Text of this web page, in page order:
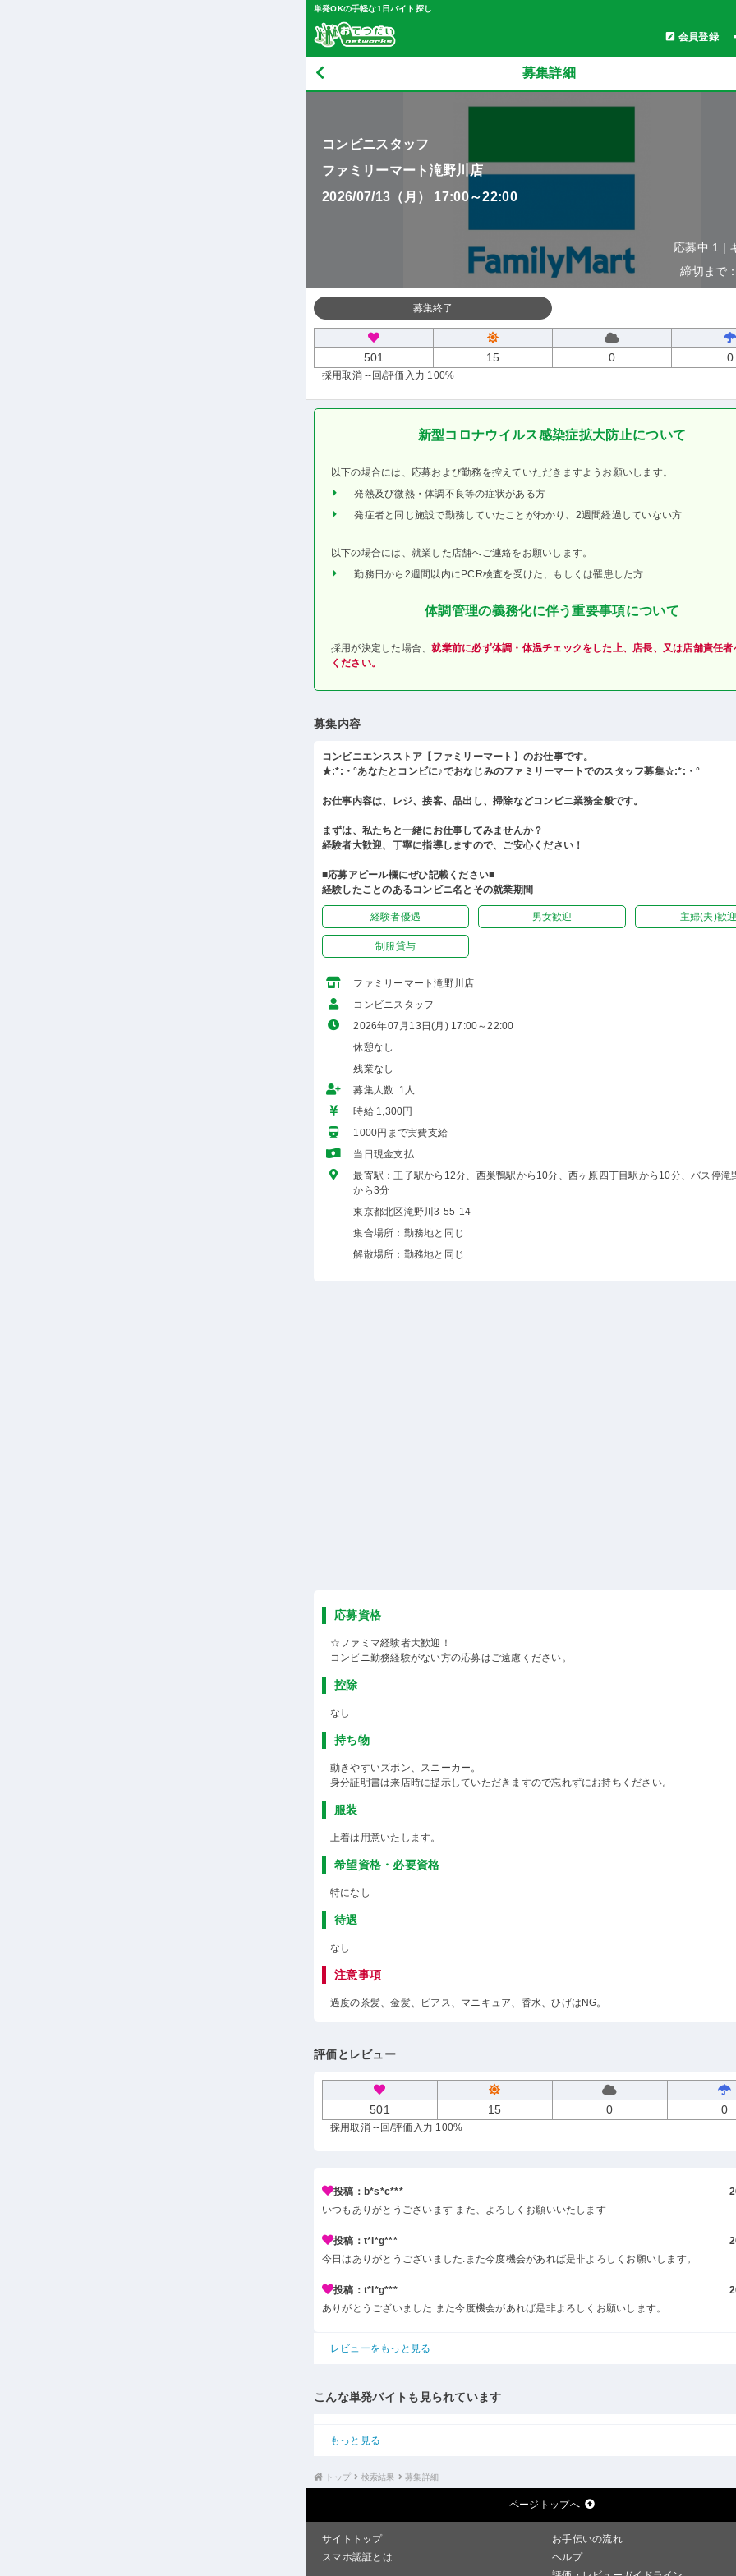
単発OKの手軽な1日バイト探し
会員登録
募集詳細
コンビニスタッフ
ファミリーマート滝野川店
2026/07/13（月） 17:00～22:00
応募中 1 |
締切まで
募集終了
501 15 0 0
採用取消 --回/評価入力 100%
新型コロナウイルス感染症拡大防止について
以下の場合には、応募および勤務を控えていただきますようお願いします。
発熱及び微熱・体調不良等の症状がある方
発症者と同じ施設で勤務していたことがわかり、2週間経過していない方
以下の場合には、就業した店舗へご連絡をお願いします。
勤務日から2週間以内にPCR検査を受けた、もしくは罹患した方
体調管理の義務化に伴う重要事項について
採用が決定した場合、就業前に必ず体調・体温チェックをした上、店長、又は店舗責任者
ください。
募集内容
コンビニエンスストア【ファミリーマート】のお仕事です。
★:*:・°あなたとコンビに♪でおなじみのファミリーマートでのスタッフ募集☆:*:・°
お仕事内容は、レジ、接客、品出し、掃除などコンビニ業務全般です。
まずは、私たちと一緒にお仕事してみませんか？
経験者大歓迎、丁寧に指導しますので、ご安心ください！
■応募アピール欄にぜひ記載ください■
経験したことのあるコンビニ名とその就業期間
経験者優遇 男女歓迎 主婦(夫)歓
制服貸与
ファミリーマート滝野川店
コンビニスタッフ
2026年07月13日(月) 17:00～22:00
休憩なし
残業なし
募集人数 1人
時給 1,300円
1000円まで実費支給
当日現金支払
最寄駅：王子駅から12分、西巣鴨駅から10分、西ヶ原四丁目駅から10分、バス停滝
から3分
東京都北区滝野川3-55-14
集合場所：勤務地と同じ
解散場所：勤務地と同じ
応募資格
☆ファミマ経験者大歓迎！
コンビニ勤務経験がない方の応募はご遠慮ください。
控除
なし
持ち物
動きやすいズボン、スニーカー。
身分証明書は来店時に提示していただきますので忘れずにお持ちください。
服装
上着は用意いたします。
希望資格・必要資格
特になし
待遇
なし
注意事項
過度の茶髪、金髪、ピアス、マニキュア、香水、ひげはNG。
評価とレビュー
501 15 0 0
採用取消 --回/評価入力 100%
投稿：b*s*c***
いつもありがとうございます また、よろしくお願いいたします
投稿：t*l*g***
今日はありがとうございました.また今度機会があれば是非よろしくお願いします。
投稿：t*l*g***
ありがとうございました.また今度機会があれば是非よろしくお願いします。
レビューをもっと見る
こんな単発バイトも見られています
もっと見る
トップ 検索結果 募集詳細
ページトップへ
サイトトップ
お手伝いの流れ
スマホ認証とは
ヘルプ